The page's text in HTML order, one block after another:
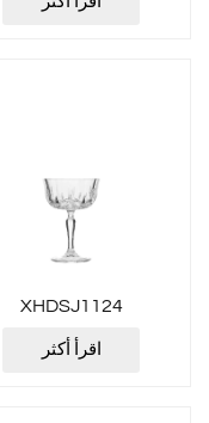
XHDSJ1124
اقرأ أكثر